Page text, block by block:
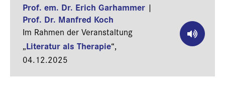
Prof. em. Dr. Erich Garhammer |
Prof. Dr. Manfred Koch
Im Rahmen der Veranstaltung
„Literatur als Therapie“,
04.12.2025